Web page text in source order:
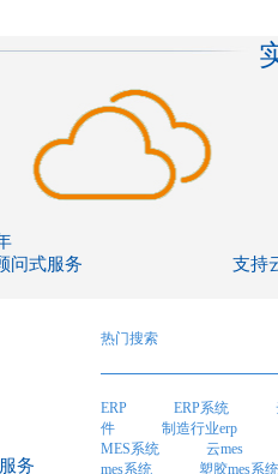
问式服务
支持
务
热门搜索
ERP ERP系统
件
制造行业erp
MES系统
云mes
mes系统
塑胶mes系统